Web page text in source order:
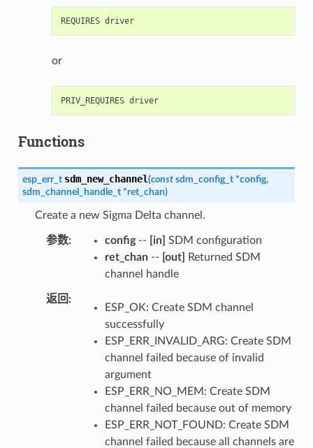
REQUIRES driver
or
PRIV_REQUIRES driver
Functions
esp_err_t sdm_new_channel(const sdm_config_t *config,
sdm_channel_handle_t *ret_chan)
Create a new Sigma Delta channel.
参数 config-- [in] SDM configuration
ret_chan-- [out]
Returned SDM
channel handle
返回
ESP_OK: Create SDM channel
successfully
ESP_ERR_INVALID_ARG: Create SDM
channel failed because of invalid
argument
ESP_ERR_NO_MEM: Create SDM
channel failed because out of memory
ESP_ERR_NOT_FOUND: Create SDM
channel failed because all channels are